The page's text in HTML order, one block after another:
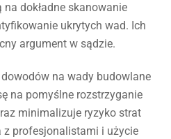
dokładne skanowanie
ukrytych wad. Ich
argument w sądzie.
na wady budowlane
na pomyślne rozstrzyganie
minimalizuje ryzyko strat
z profesjonalistami i użycie